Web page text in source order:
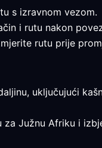
s izravnom vezom.
i rutu nakon
rutu prije
uključujući
Južnu Afriku i